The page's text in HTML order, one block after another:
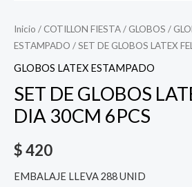
Inicio / COTILLON FIESTA/ GLOBOS /
ESTAMPADO / SET DE GLOBOS LATEX
GLOBOS LATEX ESTAMPADO
SET DE GLOBOS
DIA 30CM 6PCS
$420
EMBALAJE LLEVA 288 UNID